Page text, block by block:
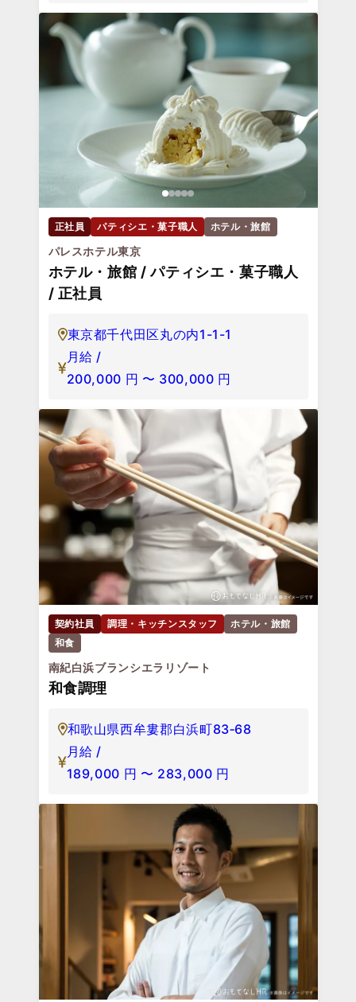
正社員 パティシエ・菓子職人 ホテル・旅館
パレスホテル東京
ホテル・旅館 / パティシエ・菓子職人
/ 正社員
東京都千代田区丸の内1-1-1
月給 /
200,000 円 〜 300,000 円
契約社員 調理・キッチンスタッフ
ホテル・旅館
和食
南紀白浜ブランシエラリゾート
和食調理
和歌山県西牟婁郡白浜町83‐68
月給 /
189,000 円 〜 283,000 円